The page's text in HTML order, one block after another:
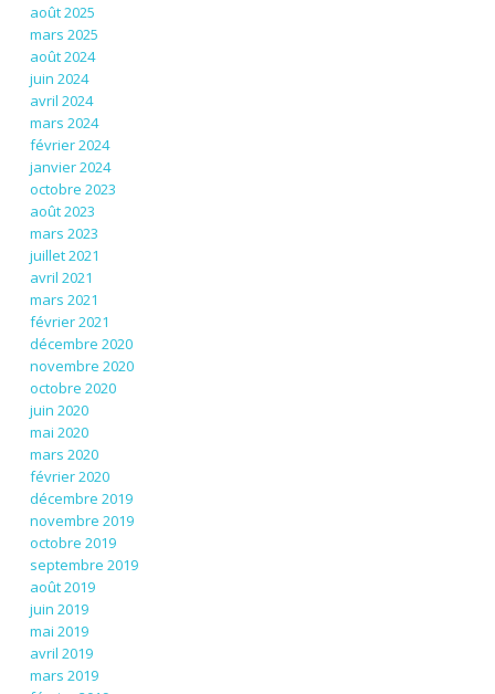
août 2025
mars 2025
août 2024
juin 2024
avril 2024
mars 2024
février 2024
janvier 2024
octobre 2023
août 2023
mars 2023
juillet 2021
avril 2021
mars 2021
février 2021
décembre 2020
novembre 2020
octobre 2020
juin 2020
mai 2020
mars 2020
février 2020
décembre 2019
novembre 2019
octobre 2019
septembre 2019
août 2019
juin 2019
mai 2019
avril 2019
mars 2019